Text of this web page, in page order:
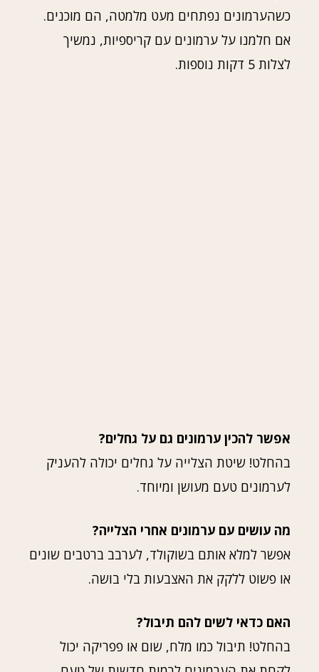
כשהערמונים נפתחים מעט מלמטה, הם מוכנים.
אם חלמנו על ערמונים עם קריספיות, נמשיך
לצלות 5 דקות נוספות.
אפשר להכין ערמונים גם על גחלים?
בהחלט! שיטת הצלייה על גחלים יכולה להעניק
לערמונים טעם מעושן ומיוחד.
מה עושים עם ערמונים אחרי הצלייה?
אפשר למלא אותם בשוקולד, לערבב ברטבים שונים
או פשוט ללקק את האצבעות בלי בושה.
האם כדאי לשים להם תיבול?
בהחלט! תיבול כמו מלח, שום או פפריקה יכול